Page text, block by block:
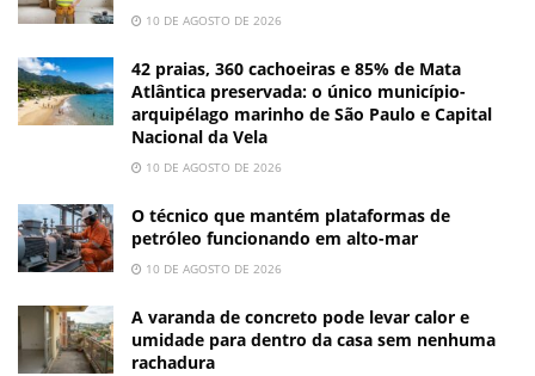
10 DE AGOSTO DE 2026
42 praias, 360 cachoeiras e 85% de Mata
Atlântica preservada: o único município-
arquipélago marinho de São Paulo e Capital
Nacional da Vela
10 DE AGOSTO DE 2026
O técnico que mantém plataformas de
petróleo funcionando em alto-mar
10 DE AGOSTO DE 2026
A varanda de concreto pode levar calor e
umidade para dentro da casa sem nenhuma
rachadura